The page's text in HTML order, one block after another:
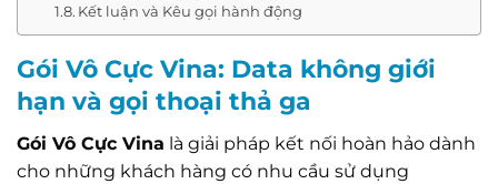
Kết luận và Kêu gọi hành động
Gói Vô Cực Vina: Data không giới
hạn và gọi thoại thả ga
Gói Vô Cực Vina là giải pháp kết nối hoàn hảo dành
cho những khách hàng có nhu cầu sử dụng